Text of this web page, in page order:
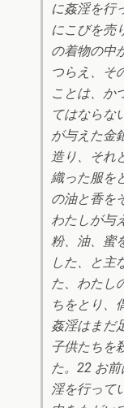
に姦淫を行
にこびを売
の着物の中
つらえ、そ
ことは、か
てはならな
が与えた金
造り、それ
織った服を
の油と香を
わたしが与
粉、油、蜜
した、と主
た、わたし
ちをとり、
姦淫はまだ
子供たちを
た。22 お
淫を行って